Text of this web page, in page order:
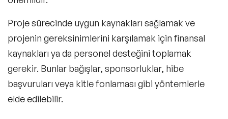
Proje sürecinde uygun kaynakları sağlamak ve
projenin gereksinimlerini karşılamak için finansal
kaynakları ya da personel desteğini toplamak
gerekir. Bunlar bağışlar, sponsorluklar, hibe
başvuruları veya kitle fonlaması gibi yöntemlerle
elde edilebilir.